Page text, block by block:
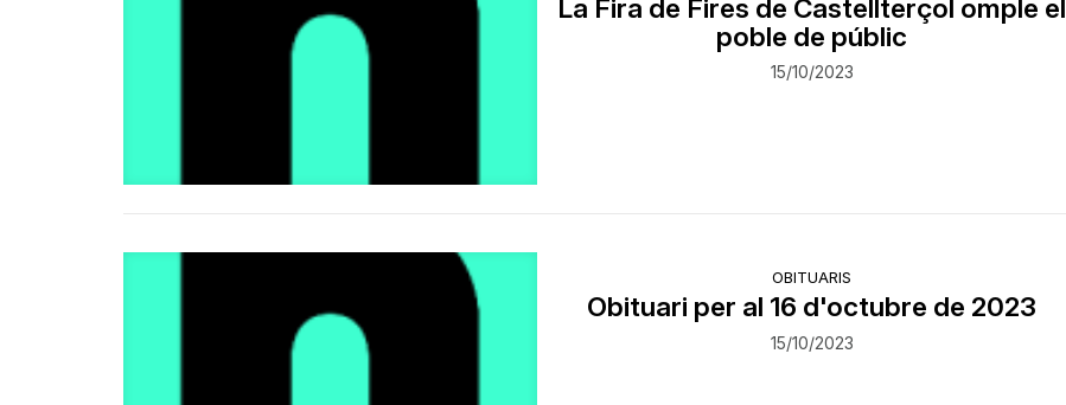
La Fira de Fires de Castellterçol omple el
poble de públic
15/10/2023
OBITUARIS
Obituari per al 16 d'octubre de 2023
15/10/2023